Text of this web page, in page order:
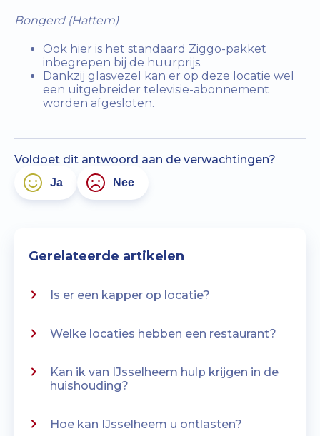
Bongerd (Hattem)
Ook hier is het standaard Ziggo-pakket
inbegrepen bij de huurprijs.
Dankzij glasvezel kan er op deze locatie wel
een uitgebreider televisie-abonnement
worden afgesloten.
Voldoet dit antwoord aan de verwachtingen?
Ja Nee
Gerelateerde artikelen
Is er een kapper op locatie?
Welke locaties hebben een restaurant?
Kan ik van IJsselheem hulp krijgen in de
huishouding?
Hoe kan IJsselheem u ontlasten?